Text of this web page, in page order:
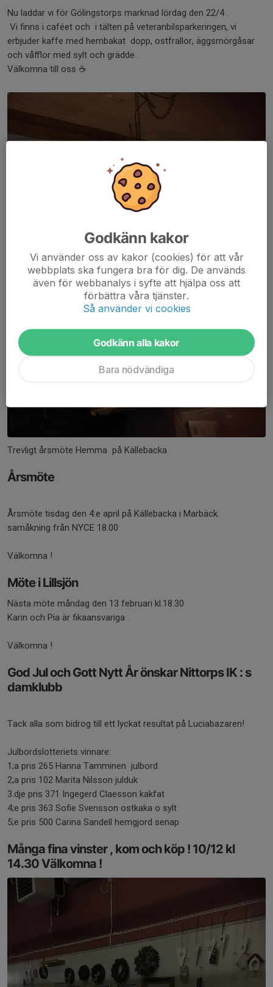
Nu laddar vi för Gölingstorps marknad lördag den 22/4 .
Vi finns i caféet och i tälten på veteranbilsparkeringen, vi
erbjuder kaffe med hembakat dopp, ostfrallor, äggsmörgåsar
och våfflor med sylt och grädde .
Välkomna till oss ☕️
Trevligt årsmöte Hemma på Källebacka
Årsmöte
Årsmöte tisdag den 4:e april på Källebacka i Marbäck.
samåkning från NYCE 18.00
Välkomna !
Möte i Lillsjön
Nästa möte måndag den 13 februari kl.18.30
Karin och Pia är fikaansvariga .
Välkomna !
God Jul och Gott Nytt År önskar Nittorps IK : s
damklubb
Tack alla som bidrog till ett lyckat resultat på Luciabazaren!
Julbordslotteriets vinnare:
1;a pris 265 Hanna Tamminen julbord
2;a pris 102 Marita Nilsson julduk
3.dje pris 371 Ingegerd Claesson kakfat
4;e pris 363 Sofie Svensson ostkaka o sylt
5;e pris 500 Carina Sandell hemgjord senap
Många fina vinster , kom och köp ! 10/12 kl
14.30 Välkomna !
Godkänn kakor
Vi använder oss av kakor (cookies) för att vår
webbplats ska fungera bra för dig. De används
även för webbanalys i syfte att hjälpa oss att
förbättra våra tjänster.
Så använder vi cookies
Godkänn alla kakor
Bara nödvändiga